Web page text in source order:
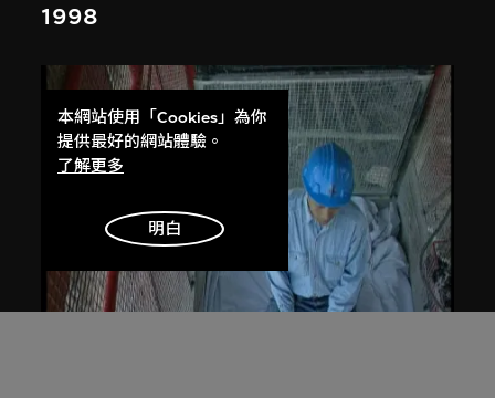
1998
本網站使用「Cookies」為你
提供最好的網站體驗。
了解更多
明白